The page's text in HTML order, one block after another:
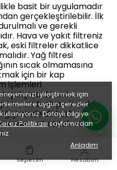
iyileştirmek için
uygun çerezler
Detaylı bilgiye
Politikasısayfamızdan
Anladım
basit bir uygulamadır
gerçekleştirilebilir. İlk
ve gerekli
Hava ve yakıt filtreniz
eski filtreler dikkatlice
Yağ filtresi
sıcak olmamasına
için bir kap
işlemleri
çalışma durumu
sızıntı olup olmadığı
dikkatli ve titiz
artıracak ve
Sepetim Hesabım